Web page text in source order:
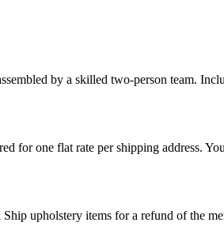
by a skilled two-person team.
for one flat rate per shipping address.
upholstery items for a refund of the